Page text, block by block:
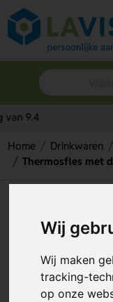
Wij
Wij maken
tracking-
op onze
Home Drinkwaren
Thermosfles met
(500 ml)
Artikelnummer: